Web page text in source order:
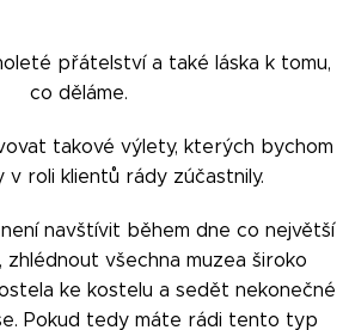
přátelství a také láska k tomu,
co děláme.
takové výlety, kterých bychom
v roli klientů rády zúčastnily.
navštívit během dne co největší
všechna muzea široko
ke kostelu a sedět nekonečné
Pokud tedy máte rádi tento typ